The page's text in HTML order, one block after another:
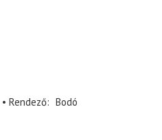
Rendező
Bodó